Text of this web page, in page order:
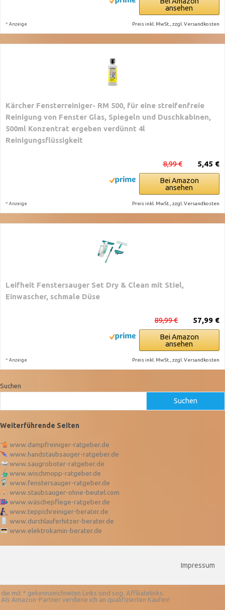
ansehen
* Anzeige Preis inkl. MwSt., zzgl. Versandkosten
Kärcher Fensterreiniger- RM 500, für eine streifenfreie
Reinigung von Fenster Glas, Spiegeln und Duschkabinen,
500ml Konzentrat ergeben verdünnt 4l
Reinigungsflüssigkeit
5,45 €
8,99 €
Bei Amazon
ansehen
* Anzeige Preis inkl. MwSt., zzgl. Versandkosten
Leifheit Fenstersauger Set Dry & Clean mit Stiel,
Einwascher, schmale Düse
57,99 €
89,99 €
Bei Amazon
ansehen
* Anzeige Preis inkl. MwSt., zzgl. Versandkosten
Suchen
Suchen
Weiterführende Seiten
www.dampfreiniger-ratgeber.de
www.handstaubsauger-ratgeber.de
www.saugroboter-ratgeber.de
www.wischmopp-ratgeber.de
www.fenstersauger-ratgeber.de
www.staubsauger-ohne-beutel.com
www.wäschepflege-ratgeber.de
www.teppichreiniger-berater.de
www.durchlauferhitzer-berater.de
www.elektrokamin-berater.de
Impressum
die mit * gekennzeichneten Links sind sog. Affiliatelinks.
Als Amazon-Partner verdiene ich an qualifizierten Käufen!